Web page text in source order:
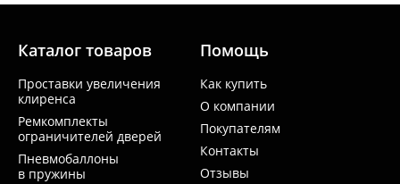
Каталог товаров
Проставки увеличения
клиренса
Ремкомплекты
ограничителей дверей
Пневмобаллоны
в пружины
Помощь
Как купить
О компании
Покупателям
Контакты
Отзывы